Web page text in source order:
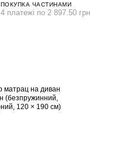
ПОКУПКА ЧАСТИНАМИ
4 платежі по 2 897.50 грн